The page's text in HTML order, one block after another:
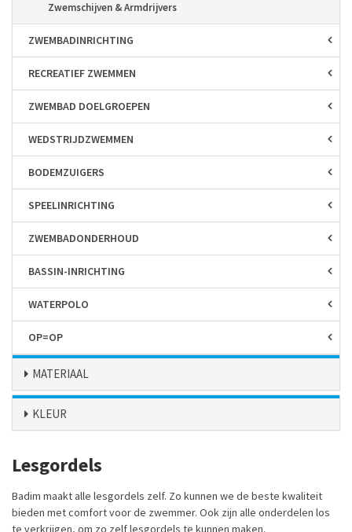
Zwemschijven & Armdrijvers
ZWEMBAD­INRICHTING
RECREATIEF ZWEMMEN
ZWEMBAD DOELGROEPEN
WEDSTRIJD­ZWEMMEN
BODEM­ZUIGERS
SPEEL­INRICHTING
ZWEMBAD­ONDERHOUD
BASSIN-INRICHTING
WATERPOLO
OP=OP
MATERIAAL
KLEUR
Lesgordels
Badim maakt alle lesgordels zelf. Zo kunnen we de beste kwaliteit
bieden met comfort voor de zwemmer. Ook zijn alle onderdelen los
te verkrijgen, om zo zelf lesgordels te kunnen maken.